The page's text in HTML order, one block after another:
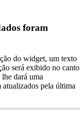
foram
ção do widget, um texto
ão será exibido no canto
lhe dará uma
atualizados pela última